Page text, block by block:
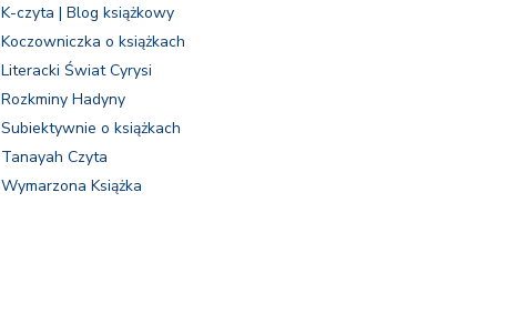
K-czyta | Blog książkowy
Koczowniczka o książkach
Literacki Świat Cyrysi
Rozkminy Hadyny
Subiektywnie o książkach
Tanayah Czyta
Wymarzona Książka